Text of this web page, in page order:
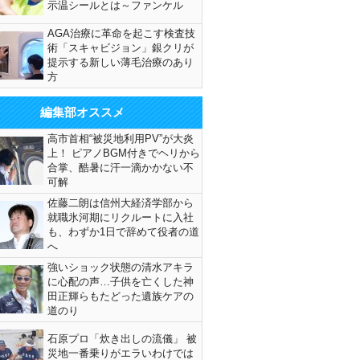
示温シールとは～ファンケル
AGA治療に革命を起こす検査技
術「スキャビジョン」銀クリが
提示する新しい薄毛治療のあり
方
編集部オススメ
高市首相“被災地利用PV”が大炎
上！ ピアノBGM付きでヘリから
合掌、酷暑に汗一滴かかない不
可解
佐藤二朗は信州大経済学部から
就職氷河期にリクルートに入社
も、わずか1日で辞めて役者の道
へ
強いショック状態の清水アキラ
に心配の声…子供を亡くした神
田正輝らもたどった遺族ケアの
道のり
石原プロ「炊き出しの流儀」 被
災地一番乗りがエラいわけでは